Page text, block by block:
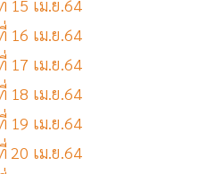
15 เม.ย.64
16 เม.ย.64
17 เม.ย.64
18 เม.ย.64
19 เม.ย.64
20 เม.ย.64